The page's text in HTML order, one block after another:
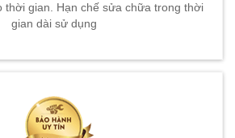
thời gian. Hạn chế sửa chữa trong thời
gian dài sử dụng